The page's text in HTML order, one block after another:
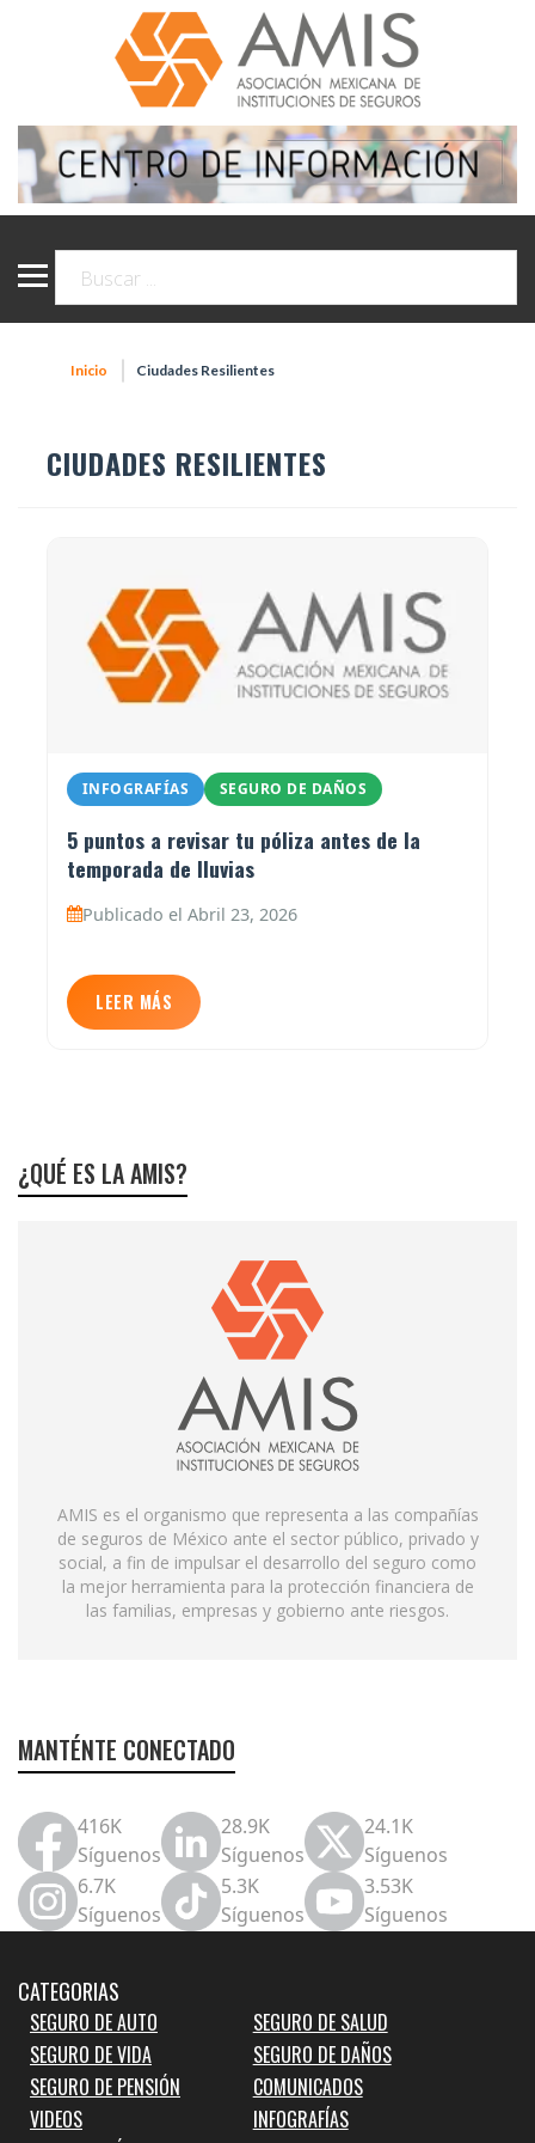
Inicio Ciudades Resilientes
CIUDADES RESILIENTES
INFOGRAFÍAS SEGURO DE DAÑOS
5 puntos a revisar tu póliza antes de la
temporada de lluvias
Publicado el Abril 23, 2026
LEER MÁS
¿QUÉ ES LA AMIS?
AMIS es el organismo que representa a las compañías
de seguros de México ante el sector público, privado y
social, a fin de impulsar el desarrollo del seguro como
la mejor herramienta para la protección financiera de
las familias, empresas y gobierno ante riesgos.
MANTÉNTE CONECTADO
416K
Síguenos
28.9K
Síguenos
24.1K
Síguenos
6.7K
Síguenos
5.3K
Síguenos
3.53K
Síguenos
CATEGORIAS
SEGURO DE AUTO
SEGURO DE SALUD
SEGURO DE VIDA
SEGURO DE DAÑOS
SEGURO DE PENSIÓN
COMUNICADOS
VIDEOS
INFOGRAFÍAS